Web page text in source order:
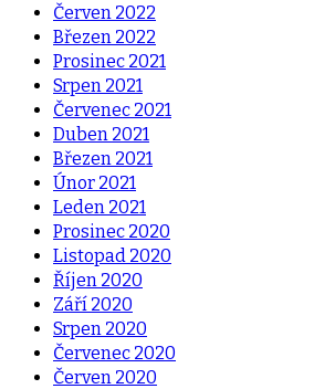
Červen 2022
Březen 2022
Prosinec 2021
Srpen 2021
Červenec 2021
Duben 2021
Březen 2021
Únor 2021
Leden 2021
Prosinec 2020
Listopad 2020
Říjen 2020
Září 2020
Srpen 2020
Červenec 2020
Červen 2020